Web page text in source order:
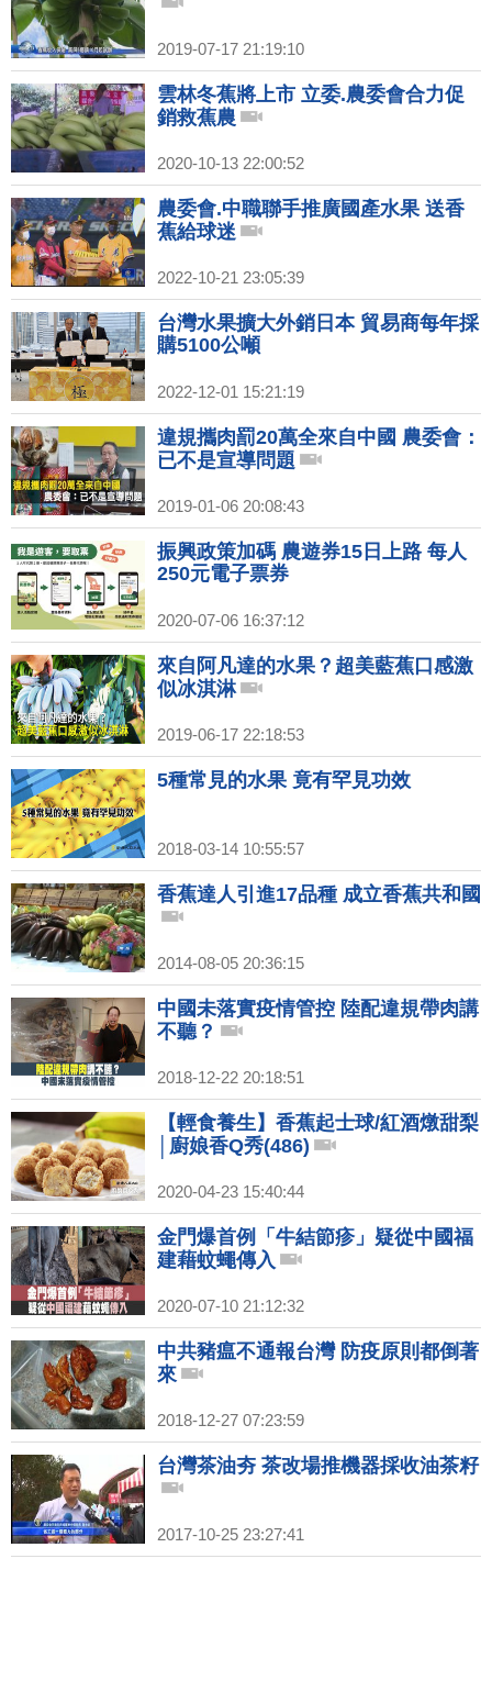
2019-07-17 21:19:10
雲林冬蕉將上市 立委.農委會合力促
銷救蕉農
2020-10-13 22:00:52
農委會.中職聯手推廣國產水果 送香
蕉給球迷
2022-10-21 23:05:39
台灣水果擴大外銷日本 貿易商每年採
購5100公噸
2022-12-01 15:21:19
違規攜肉罰20萬全來自中國 農委會：
已不是宣導問題
2019-01-06 20:08:43
振興政策加碼 農遊券15日上路 每人
250元電子票券
2020-07-06 16:37:12
來自阿凡達的水果？超美藍蕉口感激
似冰淇淋
2019-06-17 22:18:53
5種常見的水果 竟有罕見功效
2018-03-14 10:55:57
香蕉達人引進17品種 成立香蕉共和國
2014-08-05 20:36:15
中國未落實疫情管控 陸配違規帶肉講
不聽？
2018-12-22 20:18:51
【輕食養生】香蕉起士球/紅酒燉甜梨
│廚娘香Q秀(486)
2020-04-23 15:40:44
金門爆首例「牛結節疹」疑從中國福
建藉蚊蠅傳入
2020-07-10 21:12:32
中共豬瘟不通報台灣 防疫原則都倒著
來
2018-12-27 07:23:59
台灣茶油夯 茶改場推機器採收油茶籽
2017-10-25 23:27:41